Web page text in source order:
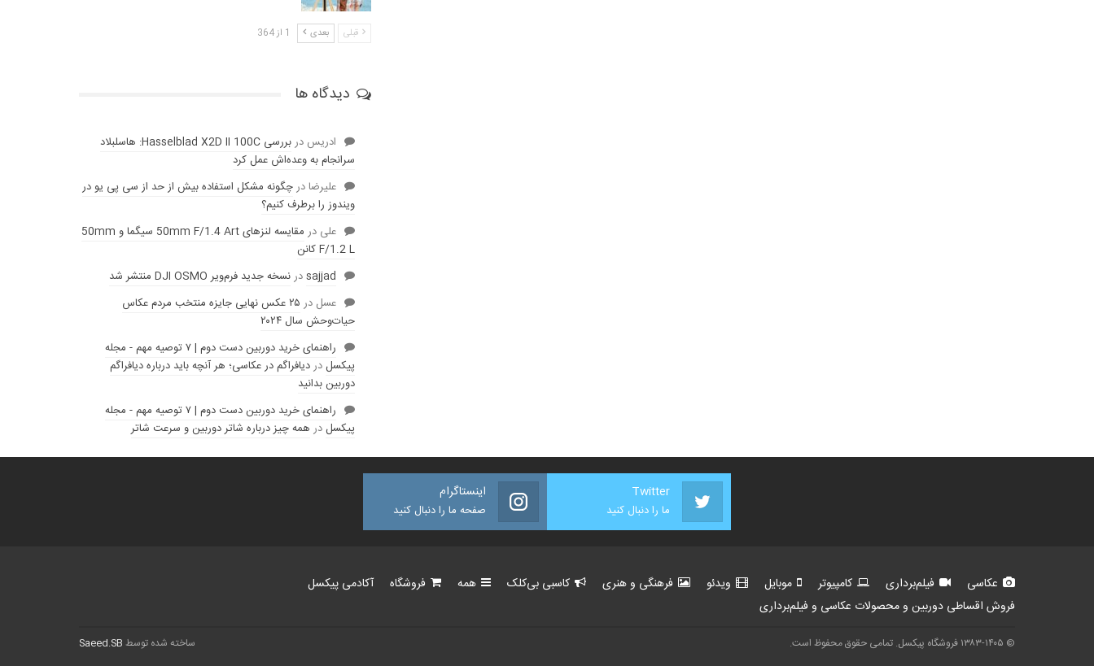
قبلی بعدی 1 از 364
دیدگاه ها
ادریس در
بررسی Hasselblad X2D II 100C: هاسلبلاد
سرانجام به وعده‌‌اش عمل کرد
عليرضادرچگونه مشکل استفاده بیش از حد از سی پی یو در
ویندوز را برطرف کنیم؟
علی در
مقایسه لنز‌های 50mm F/1.4 Art سیگما و 50mm
F/1.2 L کانن
sajjadدرنسخه جدید فرم‌ویر DJI OSMO منتشر شد
عسل در
۲۵ عکس نهایی جایزه منتخب مردم عکاس
حیات‌وحش سال ۲۰۲۴
راهنمای خرید دوربین دست دوم | ۷ توصیه مهم - مجله
پیکسلدردیافراگم در عکاسی؛ هر آنچه باید درباره دیافراگم
دوربین بدانید
راهنمای خرید دوربین دست دوم | ۷ توصیه مهم - مجله
پیکسلدر همه چیز درباره شاتر دوربین و سرعت شاتر
Twitter
ما را دنبال کنید
اینستاگرام
صفحه ما را دنبال کنید
عکاسی فیلم‌برداری کامپیوتر موبایل ویدئو فرهنگی و هنری کاسبی بی‌کلک همه فروشگاه
آکادمی پیکسل
فروش اقساطی دوربین و محصولات عکاسی و فیلم‌برداری
© ۱۳۸۳-۱۴۰۵ فروشگاه پیکسل. تمامی حقوق محفوظ است. ساخته شده توسط Saeed.SB